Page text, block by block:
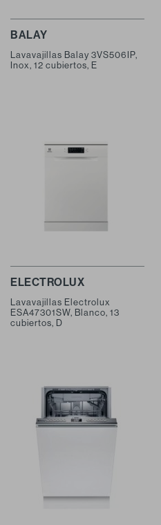
BALAY
Lavavajillas Balay 3VS506IP,
Inox, 12 cubiertos, E
ELECTROLUX
Lavavajillas Electrolux
ESA47301SW, Blanco, 13
cubiertos, D